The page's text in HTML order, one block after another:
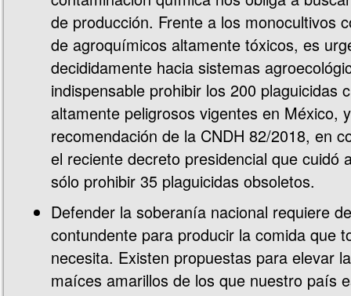
de producción. Frente a los monocultivos
de agroquímicos altamente tóxicos, es
decididamente hacia sistemas
indispensable prohibir los 200 plaguicidas
altamente peligrosos vigentes en México,
recomendación de la CNDH 82/2018, en
el reciente decreto presidencial que cuidó
sólo prohibir 35 plaguicidas obsoletos.
Defender la soberanía nacional requiere
contundente para producir la comida que
necesita. Existen propuestas para elevar
maíces amarillos de los que nuestro país